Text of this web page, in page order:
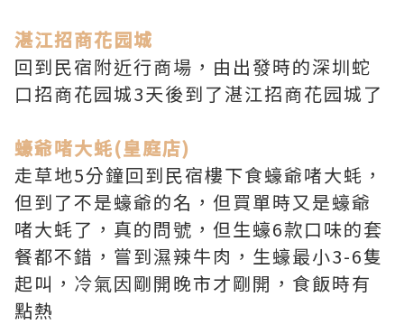
湛江招商花园城
回到民宿附近行商場，由出發時的深圳蛇
口招商花园城3天後到了湛江招商花园城了
蠔爺啫大蚝(皇庭店)
走草地5分鐘回到民宿樓下食蠔爺啫大蚝，
但到了不是蠔爺的名，但買單時又是蠔爺
啫大蚝了，真的問號，但生蠔6款口味的套
餐都不錯，嘗到濕辣牛肉，生蠔最小3-6隻
起叫，冷氣因剛開晚市才剛開，食飯時有
點熱